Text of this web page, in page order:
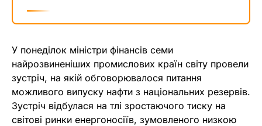
У понеділок міністри фінансів семи
найрозвиненіших промислових країн світу провели
зустріч, на якій обговорювалося питання
можливого випуску нафти з національних резервів.
Зустріч відбулася на тлі зростаючого тиску на
світові ринки енергоносіїв, зумовленого низкою